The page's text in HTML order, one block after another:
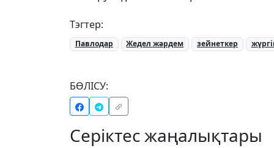
Тэгтер:
Павлодар Жедел жәрдем зейнеткер
БӨЛІСУ:
Серіктес жаңалықтары